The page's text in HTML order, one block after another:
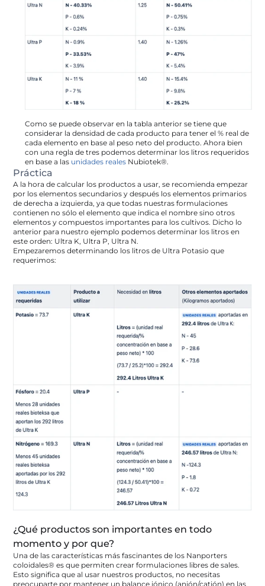
Como se puede observar en la tabla anterior se tiene que
considerar la densidad de cada producto para tener el % real de
cada elemento en base al peso neto del producto. Ahora bien
con una regla de tres podemos determinar los litros requeridos
en base a las unidades reales Nubiotek®.
Práctica
A la hora de calcular los productos a usar, se recomienda empezar
por los elementos secundarios y después los elementos primarios
de derecha a izquierda, ya que todas nuestras formulaciones
contienen no sólo el elemento que indica el nombre sino otros
elementos y compuestos importantes para los cultivos. Dicho lo
anterior para nuestro ejemplo podemos determinar los litros en
este orden: Ultra K, Ultra P, Ultra N.
Empezaremos determinando los litros de Ultra Potasio que
requerimos:
¿Qué productos son importantes en todo
momento y por que?
Una de las características más fascinantes de los Nanporters
coloidales® es que permiten crear formulaciones libres de sales.
Esto significa que al usar nuestros productos, no necesitas
preocuparte por mantener un balance iónico (anión/catión) en las